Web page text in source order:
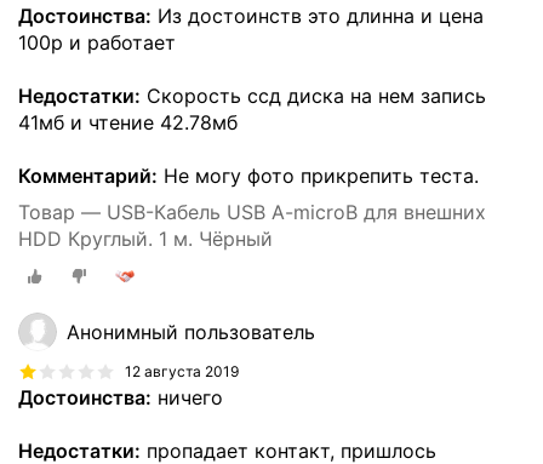
Достоинства: Из достоинств это длинна и цена
100р и работает
Недостатки: Скорость ссд диска на нем запись
41мб и чтение 42.78мб
Комментарий: Не могу фото прикрепить теста.
Товар — USB-Кабель USB A-microB для внешних
HDD Круглый. 1 м. Чёрный
Анонимный пользователь
12 августа 2019
Достоинства: ничего
Недостатки: пропадает контакт, пришлось